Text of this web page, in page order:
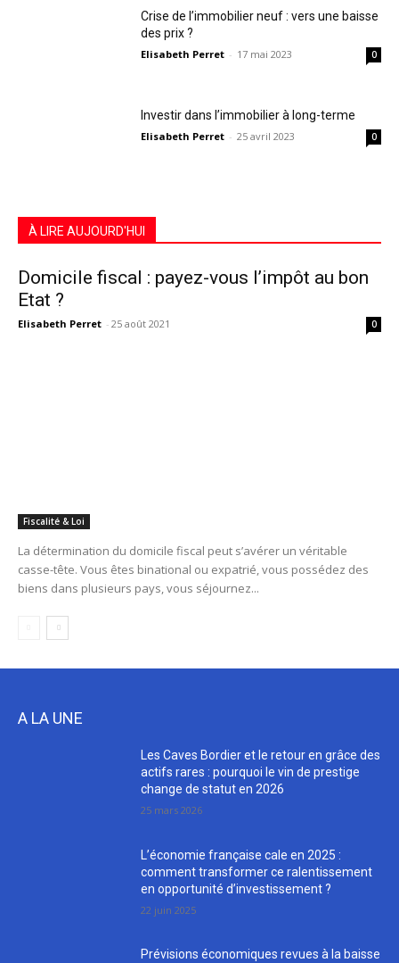
Crise de l’immobilier neuf : vers une baisse
des prix ?
Elisabeth Perret - 17 mai 2023 0
Investir dans l’immobilier à long-terme
Elisabeth Perret - 25 avril 2023 0
À LIRE AUJOURD'HUI
Domicile fiscal : payez-vous l’impôt au bon
Etat ?
Elisabeth Perret - 25 août 2021 0
Fiscalité & Loi
La détermination du domicile fiscal peut s’avérer un véritable
casse-tête. Vous êtes binational ou expatrié, vous possédez des
biens dans plusieurs pays, vous séjournez...
A LA UNE
Les Caves Bordier et le retour en grâce des
actifs rares : pourquoi le vin de prestige
change de statut en 2026
25 mars 2026
L’économie française cale en 2025 :
comment transformer ce ralentissement
en opportunité d’investissement ?
22 juin 2025
Prévisions économiques revues à la baisse